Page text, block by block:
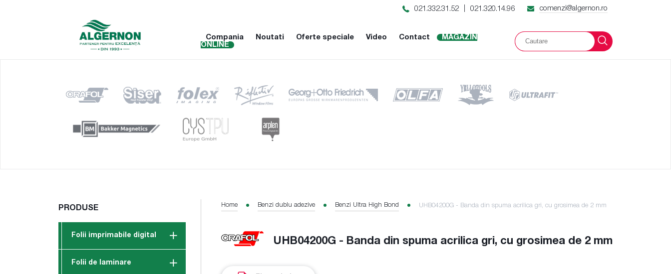
021.332.31.52 021.320.14.96 comenzi@algernon.ro
Compania Noutati Oferte speciale Video Contact
MAGAZIN
ONLINE
PRODUSE
Folii imprimabile digital
Folii de laminare
Home Benzi dublu adezive Benzi Ultra High Bond UHB04200G - Banda din spuma acrilica gri, cu grosimea de 2 mm
UHB04200G - Banda din spuma acrilica gri, cu grosimea de 2 mm